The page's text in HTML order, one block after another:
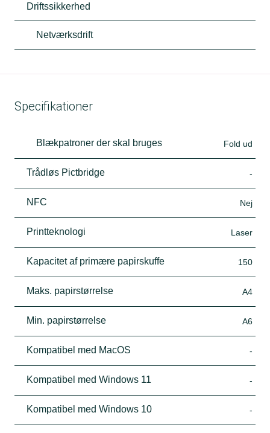
Driftssikkerhed
Netværksdrift
Specifikationer
Blækpatroner der skal bruges Fold ud
Trådløs Pictbridge -
NFC Nej
Printteknologi Laser
Kapacitet af primære papirskuffe 150
Maks. papirstørrelse A4
Min. papirstørrelse A6
Kompatibel med MacOS -
Kompatibel med Windows 11 -
Kompatibel med Windows 10 -